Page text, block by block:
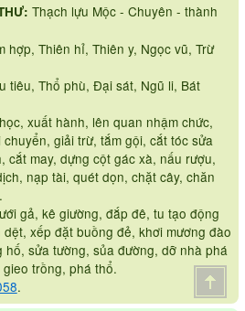
Thạch lựu Mộc - Chuyên - thành
hợp, Thiên hỉ, Thiên y, Ngọc vũ, Trừ
tiêu, Thổ phù, Đại sát, Ngũ li, Bát
xuất hành, lên quan nhậm chức,
giải trừ, tắm gội, cắt tóc sửa
cắt may, dựng cột gác xà, nấu rượu,
nạp tài, quét dọn, chặt cây, chăn
gả, kê giường, đắp đê, tu tạo động
xếp đặt buồng đẻ, khơi mương đào
sửa tường, sủa đường, dỡ nhà phá
trồng, phá thổ.
.